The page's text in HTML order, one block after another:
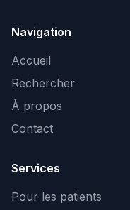
Navigation
Accueil
Rechercher
À propos
Contact
Services
Pour les patients